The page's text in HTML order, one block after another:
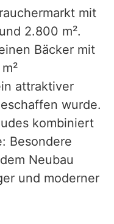
mit
2.800 m².
Bäcker mit
attraktiver
wurde.
kombiniert
Besondere
Neubau
und moderner